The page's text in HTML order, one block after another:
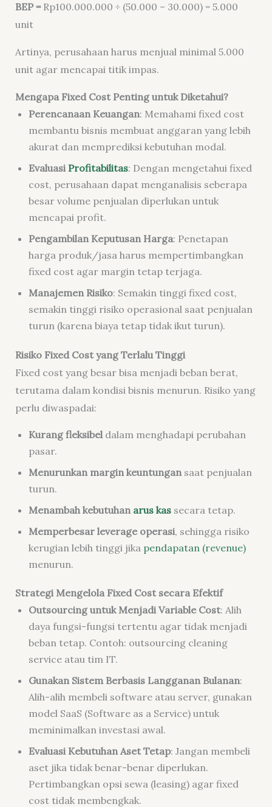
BEP =Rp100.000.000 ÷ (50.000 – 30.000) = 5.000
unit
Artinya, perusahaan harus menjual minimal 5.000
unit agar mencapai titik impas.
Mengapa Fixed Cost Penting untuk Diketahui?
Perencanaan Keuangan: Memahami fixed cost
membantu bisnis membuat anggaran yang lebih
akurat dan memprediksi kebutuhan modal.
Evaluasi Profitabilitas: Dengan mengetahui fixed
cost, perusahaan dapat menganalisis seberapa
besar volume penjualan diperlukan untuk
mencapai profit.
Pengambilan Keputusan Harga: Penetapan
harga produk/jasa harus mempertimbangkan
fixed cost agar margin tetap terjaga.
Manajemen Risiko: Semakin tinggi fixed cost,
semakin tinggi risiko operasional saat penjualan
turun (karena biaya tetap tidak ikut turun).
Risiko Fixed Cost yang Terlalu Tinggi
Fixed cost yang besar bisa menjadi beban berat,
terutama dalam kondisi bisnis menurun. Risiko yang
perlu diwaspadai:
Kurang fleksibeldalam menghadapi perubahan
pasar.
Menurunkan margin keuntungansaat penjualan
turun.
Menambah kebutuhan arus kassecara tetap.
Memperbesar leverage operasi, sehingga risiko
kerugian lebih tinggi jika pendapatan (revenue)
menurun.
Strategi Mengelola Fixed Cost secara Efektif
Outsourcing untuk Menjadi Variable Cost: Alih
daya fungsi-fungsi tertentu agar tidak menjadi
beban tetap. Contoh: outsourcing cleaning
service atau tim IT.
Gunakan Sistem Berbasis Langganan Bulanan:
Alih-alih membeli software atau server, gunakan
model SaaS (Software as a Service) untuk
meminimalkan investasi awal.
Evaluasi Kebutuhan Aset Tetap: Jangan membeli
aset jika tidak benar-benar diperlukan.
Pertimbangkan opsi sewa (leasing) agar fixed
cost tidak membengkak.